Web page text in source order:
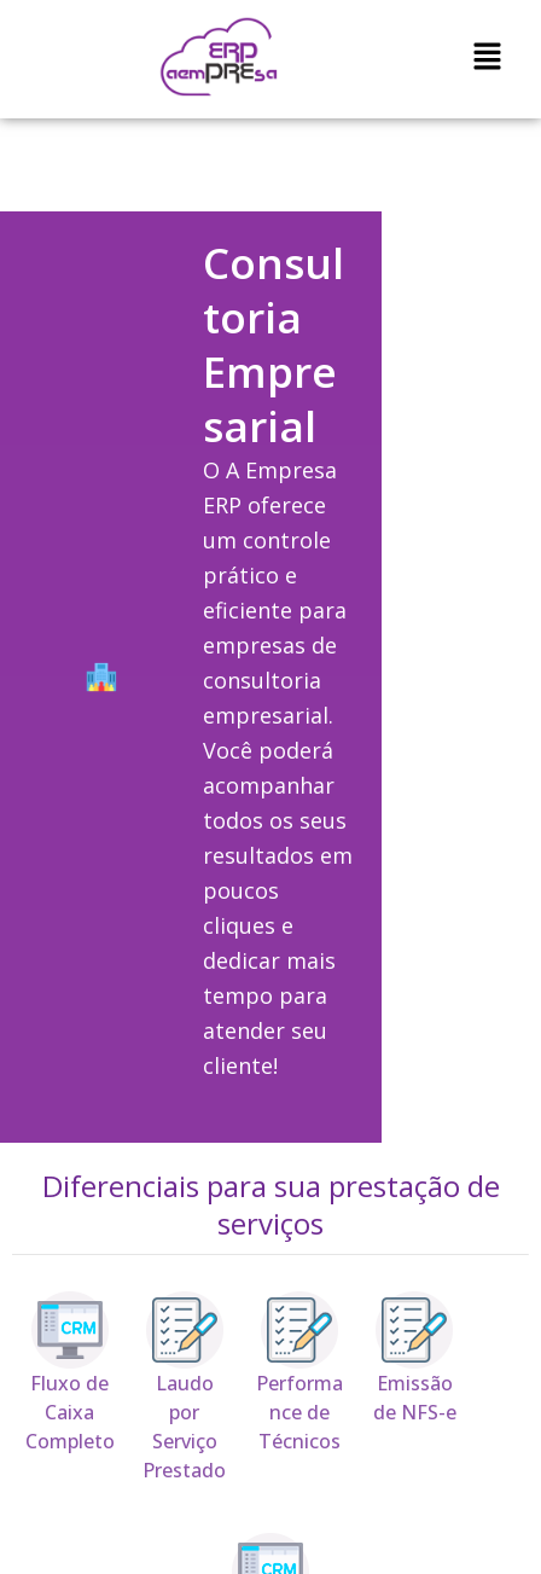
Consul
toria
Empre
sarial
O A Empresa
ERP oferece
um controle
prático e
eficiente para
empresas de
consultoria
empresarial.
Você poderá
acompanhar
todos os seus
resultados em
poucos
cliques e
dedicar mais
tempo para
atender seu
cliente!
Diferenciais para sua prestação de
serviços
Fluxo de
Caixa
Completo
Laudo
por
Serviço
Prestado
Performa
nce de
Técnicos
Emissão
de NFS-e